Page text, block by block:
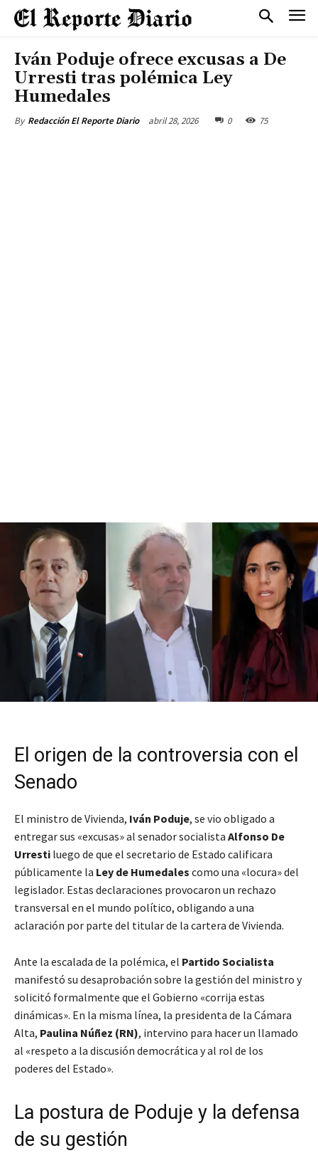
Iván Poduje ofrece excusas a De
Urresti tras polémica Ley
Humedales
By Redacción El Reporte Diario abril 28, 2026 0 75
El origen de la controversia con el
Senado
El ministro de Vivienda, Iván Poduje, se vio obligado a
entregar sus «excusas» al senador socialista Alfonso De
Urresti luego de que el secretario de Estado calificara
públicamente la Ley de Humedales como una «locura» del
legislador. Estas declaraciones provocaron un rechazo
transversal en el mundo político, obligando a una
aclaración por parte del titular de la cartera de Vivienda.
Ante la escalada de la polémica, el Partido Socialista
manifestó su desaprobación sobre la gestión del ministro y
solicitó formalmente que el Gobierno «corrija estas
dinámicas». En la misma línea, la presidenta de la Cámara
Alta, Paulina Núñez (RN), intervino para hacer un llamado
al «respeto a la discusión democrática y al rol de los
poderes del Estado».
La postura de Poduje y la defensa
de su gestión